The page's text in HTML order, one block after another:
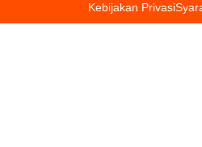
Kebijakan Privasi